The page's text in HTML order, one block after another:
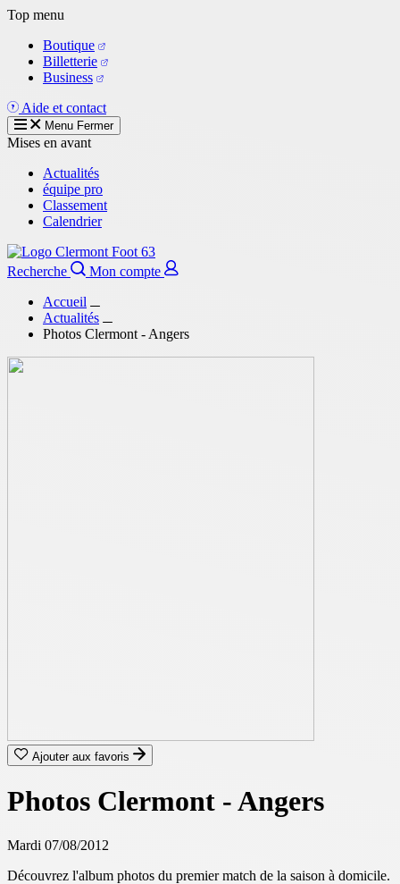
Aller
contenu
principal
Top menu
Boutique
Billetterie
Business
Aide et contact
Menu Fermer
Mises en avant
Actualités
équipe pro
Classement
Calendrier
Recherche
Mon compte
Accueil
Actualités
Photos Clermont - Angers
Ajouter aux favoris
Photos Clermont - Angers
Mardi 07/08/2012
Découvrez l'album photos du premier match de la saison à domicile.